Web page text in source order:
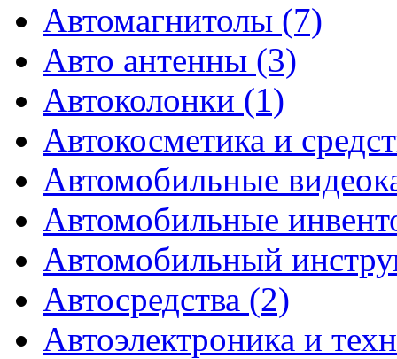
Автомагнитолы (7)
Авто антенны (3)
Автоколонки (1)
Автокосметика и
Автомобильные
Автомобильные
Автомобильный
Автосредства (2)
Автоэлектроника и